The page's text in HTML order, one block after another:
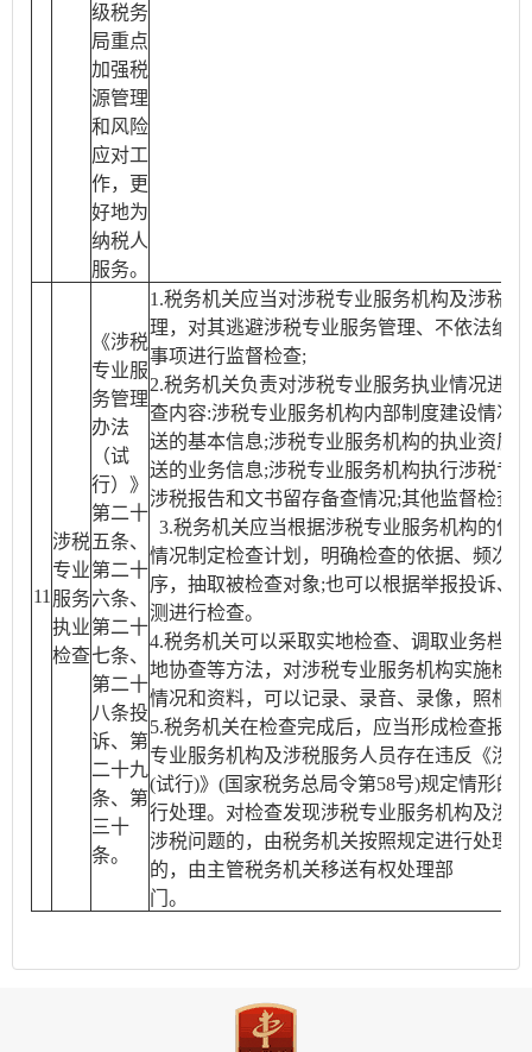
级税务
局重点
加强税
源管理
和风险
应对工
作，更
好地为
纳税人
服务。
11
涉税
专业
服务
执业
检查
《涉税
专业服
务管理
办法
（试
行）》
第二十
五条、
第二十
六条、
第二十
七条、
第二十
八条投
诉、第
二十九
条、第
三十
条。
1.税务机关应当对涉税专业服务机构及涉税
理，对其逃避涉税专业服务管理、不依法纳
事项进行监督检查;
2.税务机关负责对涉税专业服务执业情况进
查内容:涉税专业服务机构内部制度建设情况;
送的基本信息;涉税专业服务机构的执业资质;
送的业务信息;涉税专业服务机构执行涉税专
涉税报告和文书留存备查情况;其他监督检查
3.税务机关应当根据涉税专业服务机构的信
情况制定检查计划，明确检查的依据、频次
序，抽取被检查对象;也可以根据举报投诉、
测进行检查。
4.税务机关可以采取实地检查、调取业务档案
地协查等方法，对涉税专业服务机构实施检
情况和资料，可以记录、录音、录像，照相
5.税务机关在检查完成后，应当形成检查报
专业服务机构及涉税服务人员存在违反《涉
(试行)》(国家税务总局令第58号)规定情形的
行处理。对检查发现涉税专业服务机构及涉
涉税问题的，由税务机关按照规定进行处理;
的，由主管税务机关移送有权处理部
门